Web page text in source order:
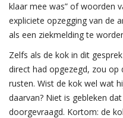
klaar mee was” of woorden
expliciete opzegging van de
als een ziekmelding te
Zelfs als de kok in dit
direct had opgezegd, zou op
rusten. Wist de kok wel wat
daarvan? Niet is gebleken
doorgevraagd. Kortom: de